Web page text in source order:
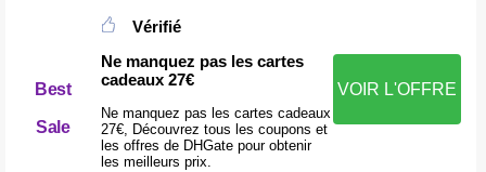
Best
Sale
Vérifié
Ne manquez pas les cartes
cadeaux 27€
Ne manquez pas les cartes cadeaux
27€, Découvrez tous les coupons et
les offres de DHGate pour obtenir
les meilleurs prix.
VOIR L'OFFRE